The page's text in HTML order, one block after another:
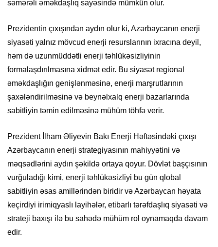
səmərəli əməkdaşlıq sayəsində mümkün olur.
Prezidentin çıxışından aydın olur ki, Azərbaycanın enerji
siyasəti yalnız mövcud enerji resurslarının ixracına deyil,
həm də uzunmüddətli enerji təhlükəsizliyinin
formalaşdırılmasına xidmət edir. Bu siyasət regional
əməkdaşlığın genişlənməsinə, enerji marşrutlarının
şaxələndirilməsinə və beynəlxalq enerji bazarlarında
sabitliyin təmin edilməsinə mühüm töhfə verir.
Prezident İlham Əliyevin Bakı Enerji Həftəsindəki çıxışı
Azərbaycanın enerji strategiyasının mahiyyətini və
məqsədlərini aydın şəkildə ortaya qoyur. Dövlət başçısının
vurğuladığı kimi, enerji təhlükəsizliyi bu gün qlobal
sabitliyin əsas amillərindən biridir və Azərbaycan həyata
keçirdiyi irimiqyaslı layihələr, etibarlı tərəfdaşlıq siyasəti və
strateji baxışı ilə bu sahədə mühüm rol oynamaqda davam
edir.